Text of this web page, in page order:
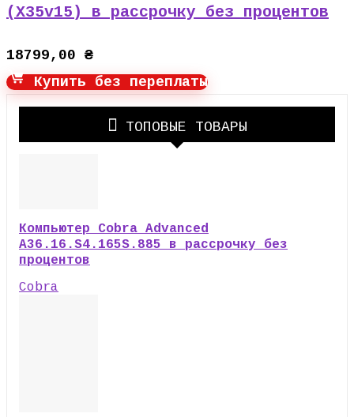
(X35v15) в рассрочку без процентов
18799,00 ₴
Купить без переплаты
ТОПОВЫЕ ТОВАРЫ
Компьютер Cobra Advanced
A36.16.S4.165S.885 в рассрочку без
процентов
Cobra